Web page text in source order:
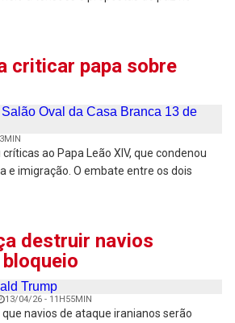
criticar papa sobre
ao Papa Leão XIV, que condenou
e imigração. O embate entre os dois
destruir navios
13/04/26 - 11H55MIN
navios de ataque iranianos serão